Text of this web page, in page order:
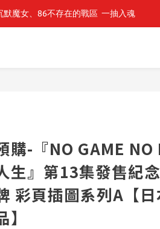
商品
默魔女、86不存在的戰區  一抽入魂
購-『NO GAME NO
生』第13集發售紀
彩頁插圖系列A【
】